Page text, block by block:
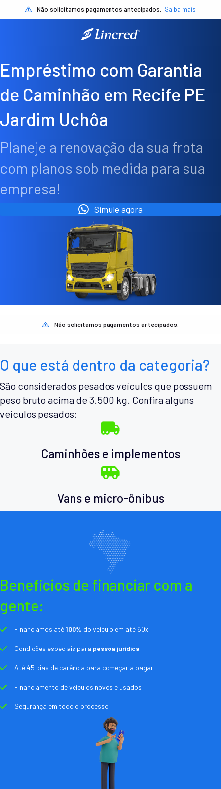
Não solicitamos pagamentos antecipados. Saiba mais
Empréstimo com Garantia
de Caminhão em Recife PE
Jardim Uchôa
Planeje a renovação da sua frota
com planos sob medida para sua
empresa!
Simule agora
Não solicitamos pagamentos antecipados.
O que está dentro da categoria?
São considerados pesados veículos que possuem
peso bruto acima de 3.500 kg. Confira alguns
veículos pesados:
Caminhões e implementos
Vans e micro-ônibus
Benefícios de financiar com a
gente:
Financiamos até100% do veículo em até 60x
Condições especiais para pessoa jurídica
Até 45 dias de carência para começar a pagar
Financiamento de veículos novos e usados
Segurança em todo o processo